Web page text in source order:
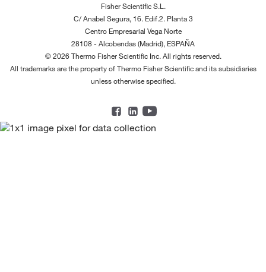
Fisher Scientific S.L.
C/ Anabel Segura, 16. Edif.2. Planta 3
Centro Empresarial Vega Norte
28108 - Alcobendas (Madrid), ESPAÑA
© 2026 Thermo Fisher Scientific Inc. All rights reserved.
All trademarks are the property of Thermo Fisher Scientific and its subsidiaries
unless otherwise specified.